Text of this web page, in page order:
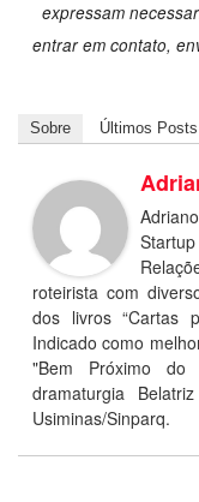
expressam
entrar em contato,
Sobre Últimos Posts
roteirista com
dos livros “Cartas
Indicado como
"Bem Próximo do
dramaturgia
Usiminas/Sinparq.